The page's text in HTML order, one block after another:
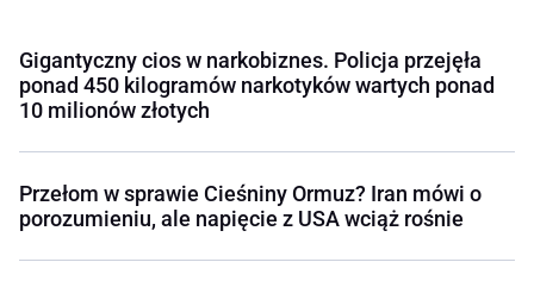
Gigantyczny cios w narkobiznes. Policja przejęła
ponad 450 kilogramów narkotyków wartych ponad
10 milionów złotych
Przełom w sprawie Cieśniny Ormuz? Iran mówi o
porozumieniu, ale napięcie z USA wciąż rośnie